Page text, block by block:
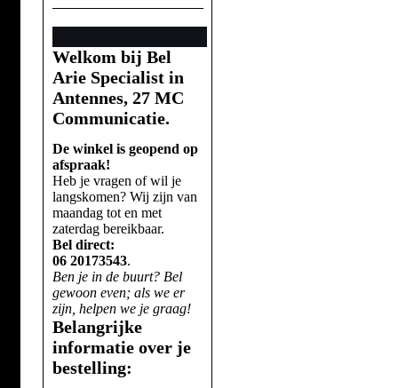
Welkom bij Bel
Arie Specialist in
Antennes, 27 MC
Communicatie.
De winkel is geopend op
afspraak!
Heb je vragen of wil je
langskomen? Wij zijn van
maandag tot en met
zaterdag bereikbaar.
Bel direct:
06 20173543.
Ben je in de buurt? Bel
gewoon even; als we er
zijn, helpen we je graag!
Belangrijke
informatie over je
bestelling: